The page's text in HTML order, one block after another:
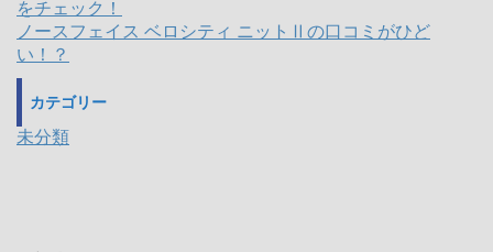
をチェック！
ノースフェイス ベロシティ ニットⅡの口コミがひど
い！？
カテゴリー
未分類